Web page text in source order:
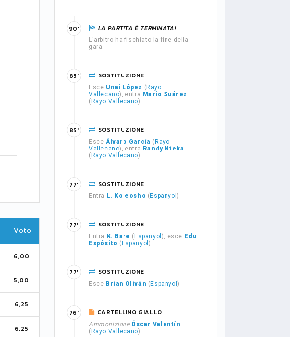
Voto
6,00
5,00
6,25
6,25
LA PARTITA È TERMINATA!
L'arbitro ha fischiato la fine della
gara.
90'
SOSTITUZIONE
Esce Unai López ( Rayo
Vallecano), entra Mario Suárez
( Rayo Vallecano)
85'
SOSTITUZIONE
Esce Álvaro García ( Rayo
Vallecano), entra Randy Nteka
( Rayo Vallecano)
85'
SOSTITUZIONE
Entra L. Koleosho ( Espanyol)
77'
SOSTITUZIONE
Entra K. Bare ( Espanyol ), esce Edu
Expósito ( Espanyol )
77'
SOSTITUZIONE
Esce Brian Oliván ( Espanyol)
77'
CARTELLINO GIALLO
Ammonizione Óscar Valentín
( Rayo Vallecano)
76'